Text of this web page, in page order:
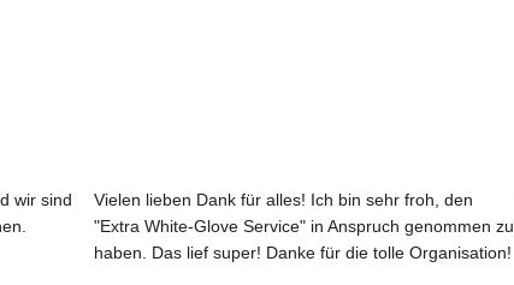
wir sind
Vielen lieben Dank für alles! Ich bin sehr froh, den
"Extra White-Glove Service" in Anspruch genommen zu
haben. Das lief super! Danke für die tolle Organisation!